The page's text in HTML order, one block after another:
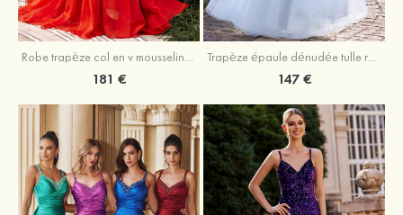
Robe trapèze col en v mousseline ras du sol robe de bal
181 €
Trapèze épaule dénudée tulle ras du sol robe de bal
147 €